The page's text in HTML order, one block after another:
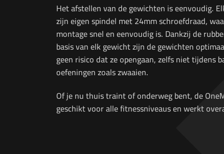
Het afstellen van de gewichten is eenvoudig.
zijn eigen spindel met 24mm schroefdraad,
montage snel en eenvoudig is. Dankzij de
basis van elk gewicht zijn de gewichten
geen risico dat ze opengaan, zelfs niet tijdens
oefeningen zoals zwaaien.
Of je nu thuis traint of onderweg bent, de
geschikt voor alle fitnessniveaus en werkt